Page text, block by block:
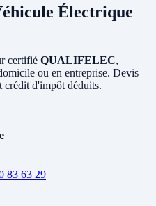
Électrique
certifié QUALIFELEC,
ou en entreprise. Devis
d'impôt déduits.
83 63 29